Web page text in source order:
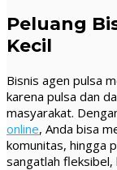
Peluang
Kecil
Bisnis agen pulsa
karena pulsa dan
masyarakat.
online, Anda bisa
komunitas, hingga
sangatlah fleksibel,